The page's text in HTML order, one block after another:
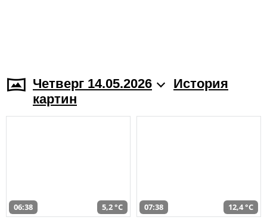
Четверг 14.05.2026
История
картин
06:38 5,2 °C 07:38 12,4 °C